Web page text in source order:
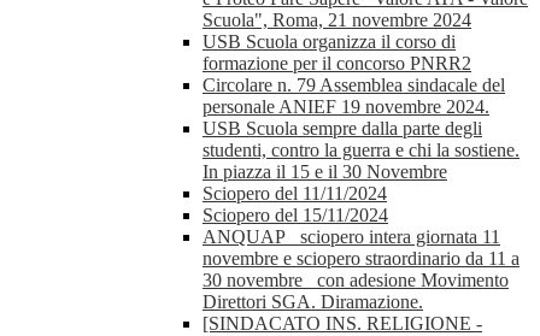
Scuola", Roma, 21 novembre 2024
USB Scuola organizza il corso di
formazione per il concorso PNRR2
Circolare n. 79 Assemblea sindacale del
personale ANIEF 19 novembre 2024.
USB Scuola sempre dalla parte degli
studenti, contro la guerra e chi la sostiene.
In piazza il 15 e il 30 Novembre
Sciopero del 11/11/2024
Sciopero del 15/11/2024
ANQUAP_ sciopero intera giornata 11
novembre e sciopero straordinario da 11 a
30 novembre_ con adesione Movimento
Direttori SGA. Diramazione.
[SINDACATO INS. RELIGIONE -